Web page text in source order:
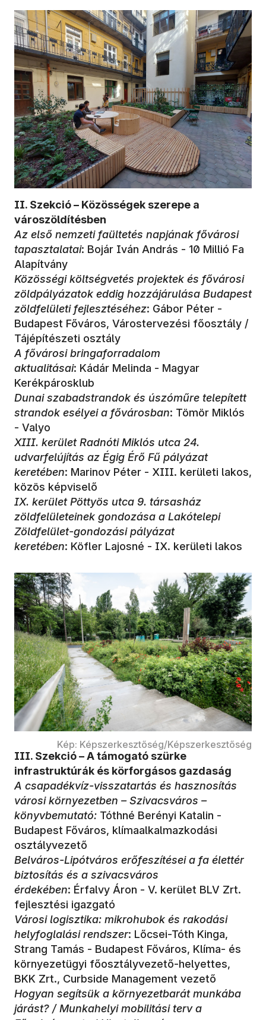
II. Szekció – Közösségek szerepe a
városzöldítésben
Az első nemzeti faültetés napjának fővárosi
tapasztalatai: Bojár Iván András - 10 Millió Fa
Alapítvány
Közösségi költségvetés projektek és fővárosi
zöldpályázatok eddig hozzájárulása Budapest
zöldfelületi fejlesztéséhez: Gábor Péter -
Budapest Főváros, Várostervezési főosztály /
Tájépítészeti osztály
A fővárosi bringaforradalom
aktualitásai: Kádár Melinda - Magyar
Kerékpárosklub
Dunai szabadstrandok és úszóműre telepített
strandok esélyei a fővárosban: Tömör Miklós
- Valyo
XIII. kerület Radnóti Miklós utca 24.
udvarfelújítás az Égig Érő Fű pályázat
keretében: Marinov Péter - XIII. kerületi lakos,
közös képviselő
IX. kerület Pöttyös utca 9. társasház
zöldfelületeinek gondozása a Lakótelepi
Zöldfelület-gondozási pályázat
keretében: Köfler Lajosné - IX. kerületi lakos
Kép: Képszerkesztőség/Képszerkesztőség
III. Szekció – A támogató szürke
infrastruktúrák és körforgásos gazdaság
A csapadékvíz-visszatartás és hasznosítás
városi környezetben – Szivacsváros –
könyvbemutató: Tóthné Berényi Katalin -
Budapest Főváros, klímaalkalmazkodási
osztályvezető
Belváros-Lipótváros erőfeszítései a fa élettér
biztosítás és a szivacsváros
érdekében: Érfalvy Áron - V. kerület BLV Zrt.
fejlesztési igazgató
Városi logisztika: mikrohubok és rakodási
helyfoglalási rendszer: Lőcsei-Tóth Kinga,
Strang Tamás - Budapest Főváros, Klíma- és
környezetügyi főosztályvezető-helyettes,
BKK Zrt., Curbside Management vezető
Hogyan segítsük a környezetbarát munkába
járást? / Munkahelyi mobilitási terv a